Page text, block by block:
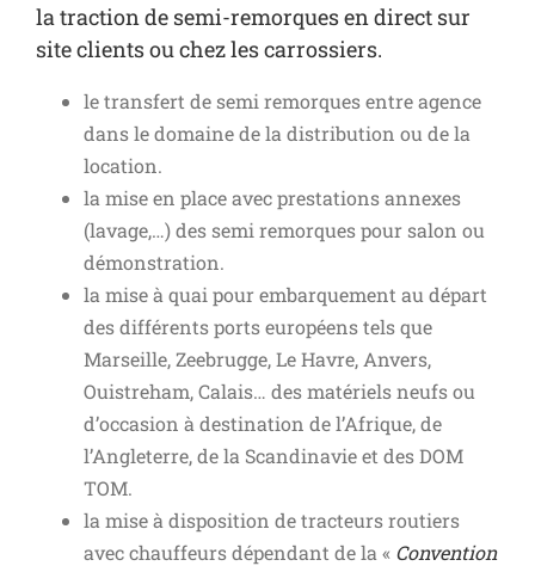
la traction de semi-remorques en direct sur
site clients ou chez les carrossiers.
le transfert de semi remorques entre agence
dans le domaine de la distribution ou de la
location.
la mise en place avec prestations annexes
(lavage,…) des semi remorques pour salon ou
démonstration.
la mise à quai pour embarquement au départ
des différents ports européens tels que
Marseille, Zeebrugge, Le Havre, Anvers,
Ouistreham, Calais… des matériels neufs ou
d’occasion à destination de l’Afrique, de
l’Angleterre, de la Scandinavie et des DOM
TOM.
la mise à disposition de tracteurs routiers
avec chauffeurs dépendant de la « Convention